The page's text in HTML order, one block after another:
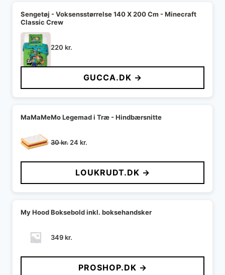
Sengetøj - Voksensstørrelse 140 X 200 Cm - Minecraft
Classic Crew
220 kr.
GUCCA.DK →
MaMaMeMo Legemad i Træ - Hindbærsnitte
30kr. Den
pris
var:
30 kr..
24 kr.
pris
er:
24 kr..
LOUKRUDT.DK →
My Hood Boksebold inkl. boksehandsker
349kr.
PROSHOP.DK →